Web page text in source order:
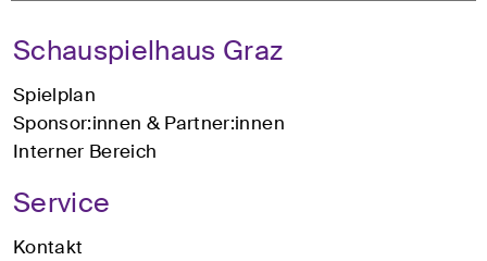
Schauspielhaus Graz
Spielplan
Sponsor:innen & Partner:innen
Interner Bereich
Service
Kontakt